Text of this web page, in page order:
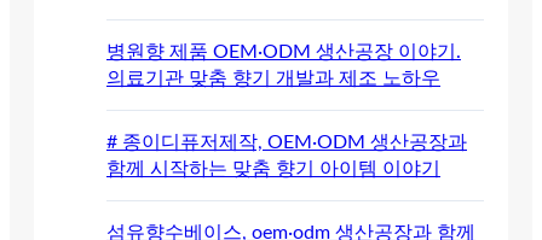
병원향 제품 OEM·ODM 생산공장 이야기.
의료기관 맞춤 향기 개발과 제조 노하우
# 종이디퓨저제작, OEM·ODM 생산공장과
함께 시작하는 맞춤 향기 아이템 이야기
섬유향수베이스, oem·odm 생산공장과 함께